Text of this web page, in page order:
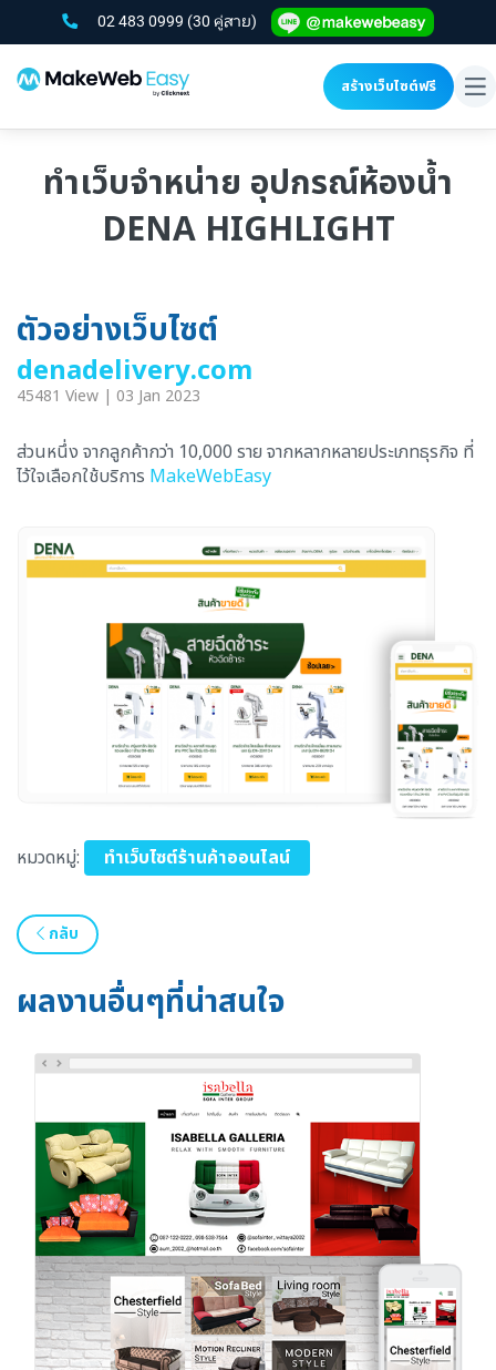
02 483 0999 (30 คู่สาย)
สร้างเว็บไซต์ฟรี
ทำเว็บจำหน่าย อุปกรณ์ห้องน้ำ
DENA HIGHLIGHT
ตัวอย่างเว็บไซต์
denadelivery.com
45481 View | 03 Jan 2023
ส่วนหนึ่ง จากลูกค้ากว่า 10,000 ราย จากหลากหลายประเภทธุรกิจ ที่
ไว้ใจเลือกใช้บริการ MakeWebEasy
หมวดหมู่: ทำเว็บไซต์ร้านค้าออนไลน์
กลับ
ผลงานอื่นๆที่น่าสนใจ